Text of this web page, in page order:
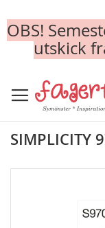
OBS!
utskick
to
Content
SIMPLICITY